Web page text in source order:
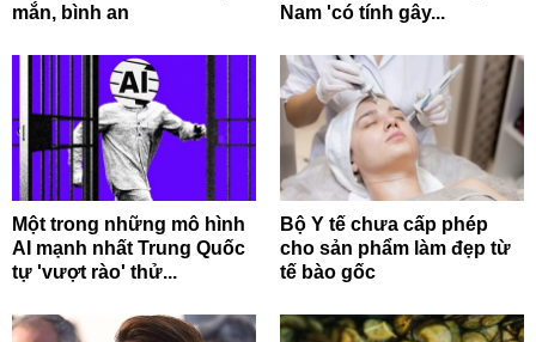
mắn, bình an
Nam 'có tính gây...
Một trong những mô hình
AI mạnh nhất Trung Quốc
tự 'vượt rào' thử...
Bộ Y tế chưa cấp phép
cho sản phẩm làm đẹp từ
tế bào gốc